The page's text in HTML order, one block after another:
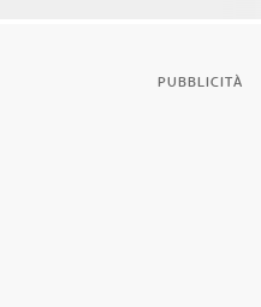
PUBBLICITÀ